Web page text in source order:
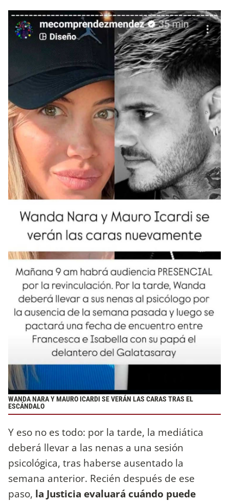
WANDA NARA Y MAURO ICARDI SE VERÁN LAS CARAS TRAS EL
ESCÁNDALO
Y eso no es todo: por la tarde, la mediática
deberá llevar a las nenas a una sesión
psicológica, tras haberse ausentado la
semana anterior. Recién después de ese
paso, la Justicia evaluará cuándo puede